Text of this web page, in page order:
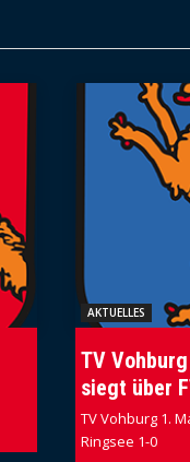
AKTUELLES
TV
siegt über
TV Vohburg 1.
Ringsee 1-0